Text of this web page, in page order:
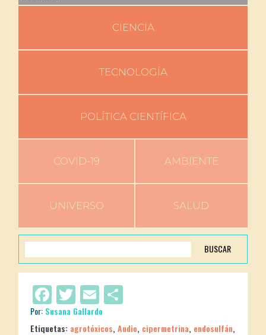
CIENCIA
TECNOLOGÍA
POLÍTICA CIENTÍFICA
COVID-19 AMBIENTE
UNIVERSO SALUD
BUSCAR
Facebook
Twitter
Email
Por: Susana Gallardo
Etiquetas: agrotóxicos,Audio, cipermetrina, endosulfán,